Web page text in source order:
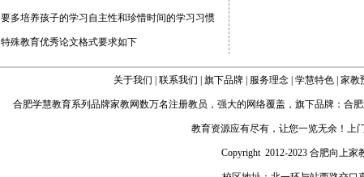
要多培养孩子的学习自主性和珍惜时间的学习习惯
特殊教育优秀论文格式要求如下
关于我们 联系我们 旗下品牌 服务理念 学慧特色 家教
合肥学慧教育系列品牌家教网数万名注册教员，强大的网络覆盖，旗下品牌： 合
教育资源应有尽有，让您一览无余！上
Copyright 2012-2023 合肥向上家